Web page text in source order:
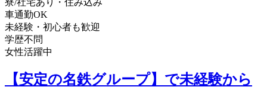
車通勤OK
未経験・初心者も歓迎
学歴不問
女性活躍中
【安定の名鉄グループ】で未経験から